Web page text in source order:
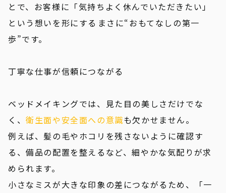
とで、お客様に「気持ちよく休んでいただきたい」
という想いを形にする――まさに“おもてなしの第一
歩”です。
丁寧な仕事が信頼につながる
ベッドメイキングでは、見た目の美しさだけでな
く、衛生面や安全面への意識も欠かせません。
例えば、髪の毛やホコリを残さないように確認す
る、備品の配置を整えるなど、細やかな気配りが求
められます。
小さなミスが大きな印象の差につながるため、「一